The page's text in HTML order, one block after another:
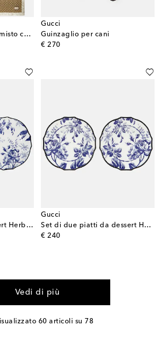
Coperta trapuntata in misto cotone GG
Gucci
Guinzaglio per cani
€ 270
original price
Set di 2 piatti da dessert Herbarium
Gucci
Set di due piatti da dessert Herbarium
€ 240
original price
Vedi di più
60 articoli su 78